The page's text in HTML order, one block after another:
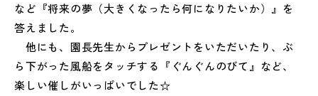
など『将来の夢（大きくなったら何になりたいか）』を
答えました。
他にも、園長先生からプレゼントをいただいたり、 ぶ
ら下がった風船をタッチする『ぐんぐんのびて』など、
楽しい催しがいっぱいでした☆